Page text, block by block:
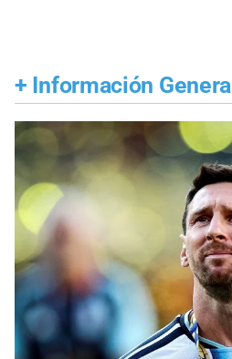
+ Información General